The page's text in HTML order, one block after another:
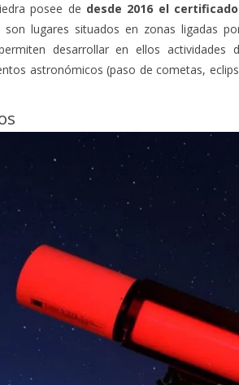
posee de desde 2016 el
son lugares situados en zonas ligadas
desarrollar en ellos actividades
astronómicos (paso de cometas,